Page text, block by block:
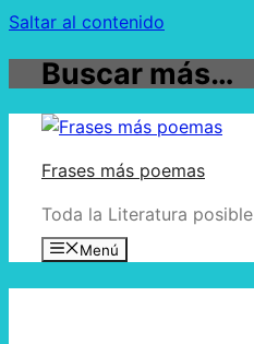
Saltar al contenido
Buscar más…
Frases más poemas
Toda la Literatura posible
Menú